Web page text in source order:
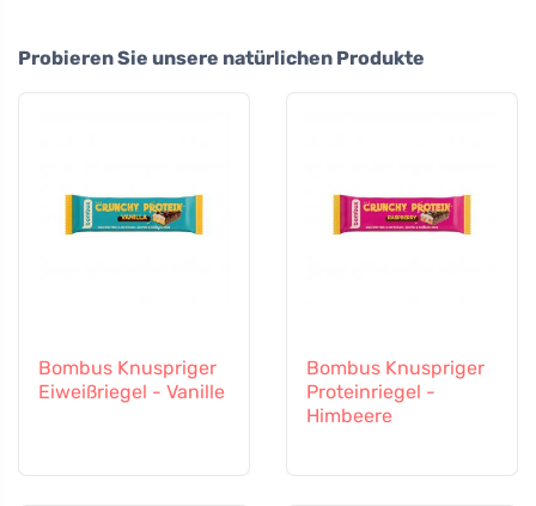
Probieren Sie unsere natürlichen Produkte
Bombus Knuspriger
Eiweißriegel - Vanille
Bombus Knuspriger
Proteinriegel -
Himbeere